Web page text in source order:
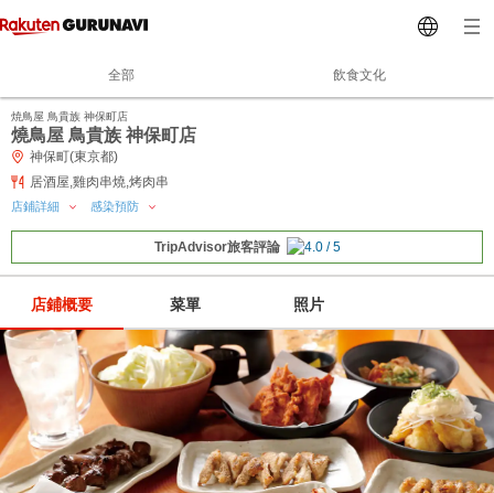
全部 飲食文化
焼鳥屋 鳥貴族 神保町店
燒鳥屋 鳥貴族 神保町店
神保町(東京都)
居酒屋,雞肉串燒,烤肉串
店鋪詳細 感染預防
TripAdvisor旅客評論
店鋪概要 菜單 照片